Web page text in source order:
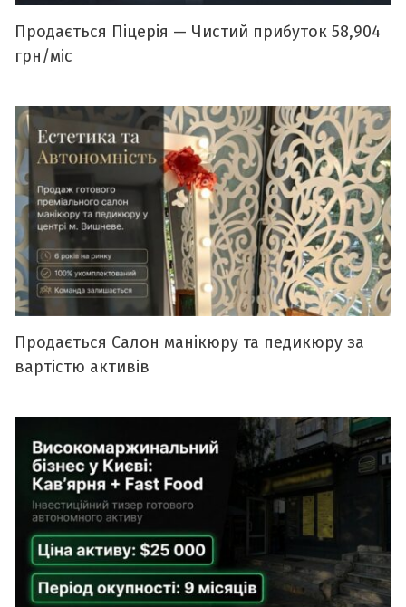
Продається Піцерія — Чистий прибуток 58,904
грн/міс
Продається Салон манікюру та педикюру за
вартістю активів